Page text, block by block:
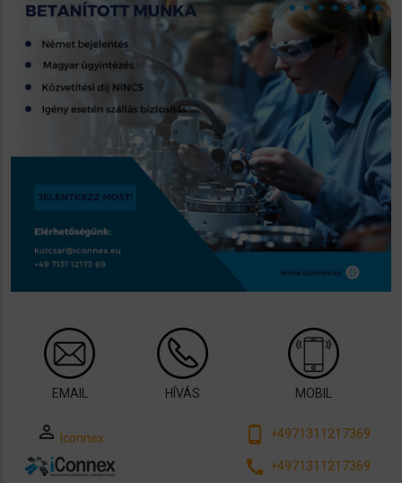
EMAIL HÍVÁS MOBIL
perm_identity Iconnex phone_android +4971311217369
call +4971311217369